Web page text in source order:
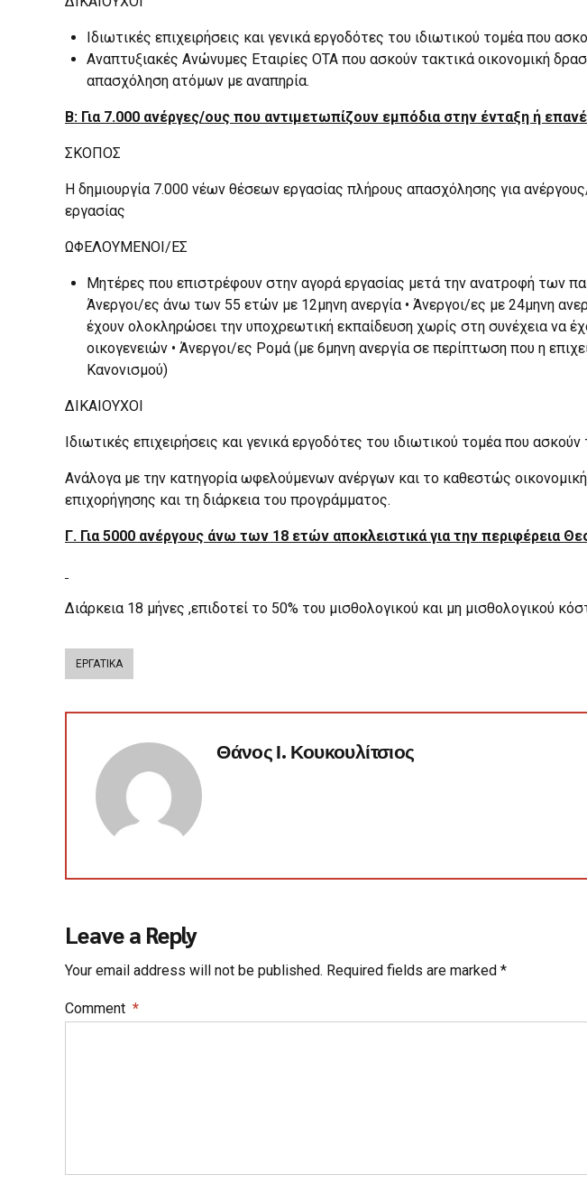
Ιδιωτικές επιχειρήσεις και γενικά εργοδότες του ιδιωτικού τομέα που
Αναπτυξιακές Ανώνυμες Εταιρίες ΟΤΑ που ασκούν τακτικά οικονομική
απασχόληση ατόμων με αναπηρία.
Β: Για 7.000 ανέργες/ους που αντιμετωπίζουν εμπόδια στην ένταξη ή
ΣΚΟΠΟΣ
Η δημιουργία 7.000 νέων θέσεων εργασίας πλήρους απασχόλησης για
εργασίας
ΩΦΕΛΟΥΜΕΝΟΙ/ΕΣ
Μητέρες που επιστρέφουν στην αγορά εργασίας μετά την ανατροφή των
Άνεργοι/ες άνω των 55 ετών με 12μηνη ανεργία • Άνεργοι/ες με 24μηνη
έχουν ολοκληρώσει την υποχρεωτική εκπαίδευση χωρίς στη συνέχεια να
οικογενειών • Άνεργοι/ες Ρομά (με 6μηνη ανεργία σε περίπτωση που η
Κανονισμού)
ΔΙΚΑΙΟΥΧΟΙ
Ιδιωτικές επιχειρήσεις και γενικά εργοδότες του ιδιωτικού τομέα που
Ανάλογα με την κατηγορία ωφελούμενων ανέργων και το καθεστώς
επιχορήγησης και τη διάρκεια του προγράμματος.
Γ. Για 5000 ανέργους άνω των 18 ετών αποκλειστικά για την περιφέρεια
Διάρκεια 18 μήνες ,επιδοτεί το 50% του μισθολογικού και μη μισθολογικού
ΕΡΓΑΤΙΚΑ
Θάνος Ι. Κουκουλίτσιος
Leave a Reply
Your email address will not be published. Required fields are marked *
Comment *